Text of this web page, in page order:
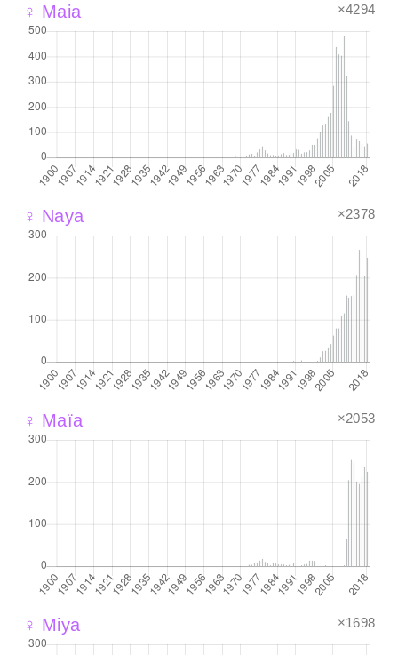
♀ Maia ×4294
♀ Naya ×2378
♀ Maïa ×2053
♀ Miya ×1698